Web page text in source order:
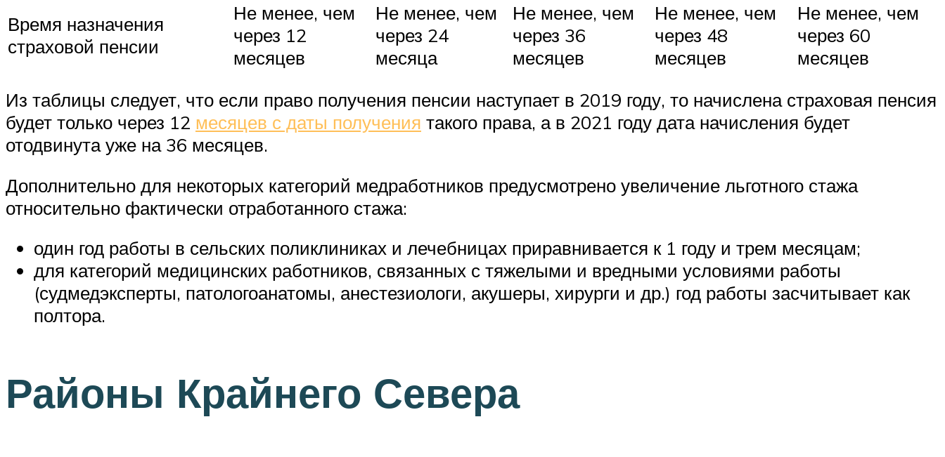
Время назначения
страховой пенсии
Не менее, чем
через 12
месяцев
Не менее, чем
через 24
месяца
Не менее, чем
через 36
месяцев
Не менее, чем
через 48
месяцев
Не менее, чем
через 60
месяцев
Из таблицы следует, что если право получения пенсии наступает в 2019 году, то начислена страховая пенсия
будет только через 12 месяцев с даты получения такого права, а в 2021 году дата начисления будет
отодвинута уже на 36 месяцев.
Дополнительно для некоторых категорий медработников предусмотрено увеличение льготного стажа
относительно фактически отработанного стажа:
один год работы в сельских поликлиниках и лечебницах приравнивается к 1 году и трем месяцам;
для категорий медицинских работников, связанных с тяжелыми и вредными условиями работы
(судмедэксперты, патологоанатомы, анестезиологи, акушеры, хирурги и др.) год работы засчитывает как
полтора.
Районы Крайнего Севера